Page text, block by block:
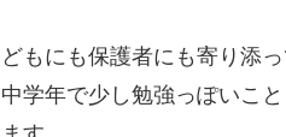
もにも保護者にも寄り添っ
学年で少し勉強っぽいこ